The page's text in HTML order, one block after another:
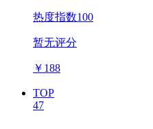
热度指数100
暂无评分
￥ 188
TOP
47